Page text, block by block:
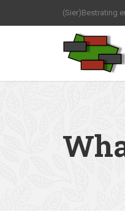
(Sier)Bestrating